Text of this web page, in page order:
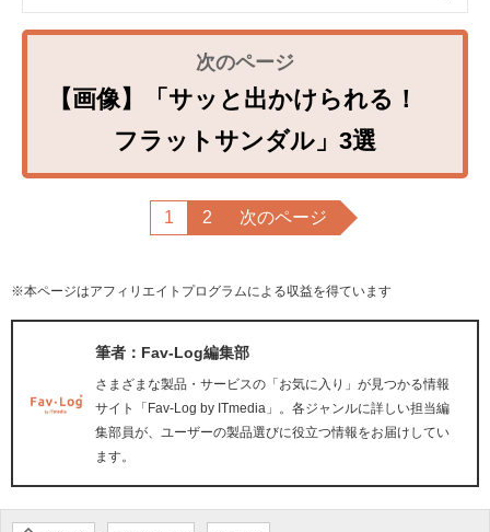
【画像】「サッと出かけられる！
フラットサンダル」3選
1 2 次のページ
※本ページはアフィリエイトプログラムによる収益を得ています
筆者：Fav-Log編集部
さまざまな製品・サービスの「お気に入り」が見つかる情報
サイト「Fav-Log by ITmedia」。各ジャンルに詳しい担当編
集部員が、ユーザーの製品選びに役立つ情報をお届けしてい
ます。